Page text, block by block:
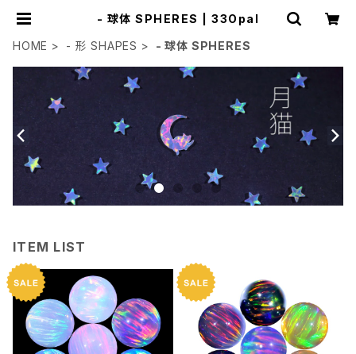
- 球体 SPHERES | 33Opal
HOME
- 形 SHAPES - 球体 SPHERES
ITEM LIST